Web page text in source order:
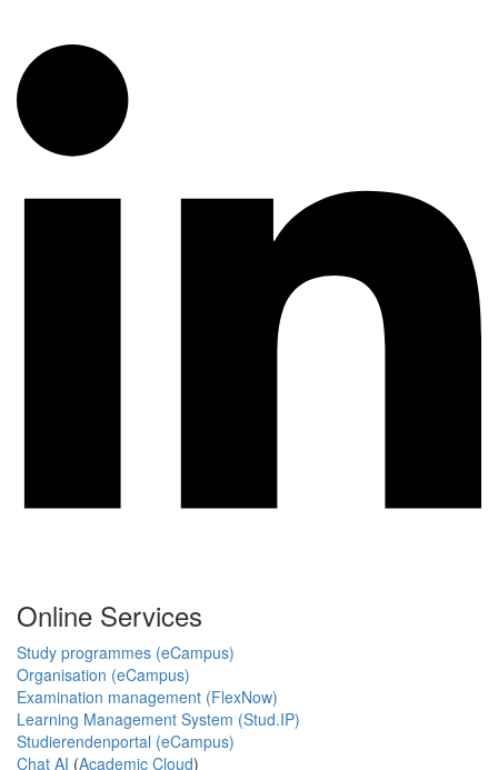
Online Services
Study programmes (eCampus)
Organisation (eCampus)
Examination management (FlexNow)
Learning Management System (Stud.IP)
Studierendenportal (eCampus)
Chat AI (Academic Cloud)